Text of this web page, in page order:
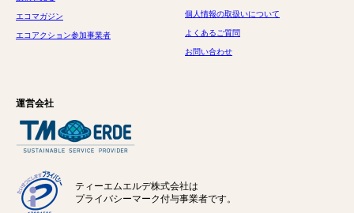
エコマガジン
エコアクション参加事業者
個人情報の取扱いについて
よくあるご質問
お問い合わせ
運営会社
ティーエムエルデ株式会社は
プライバシーマーク付与事業者です。